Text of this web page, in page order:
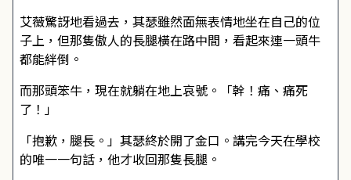
艾薇驚訝地看過去，其瑟雖然面無表情地坐在自己的位
子上，但那隻傲人的長腿橫在路中間，看起來連一頭牛
都能絆倒。
而那頭笨牛，現在就躺在地上哀號。「幹！痛、痛死
了！」
「抱歉，腿長。」其瑟終於開了金口。講完今天在學校
的唯一一句話，他才收回那隻長腿。